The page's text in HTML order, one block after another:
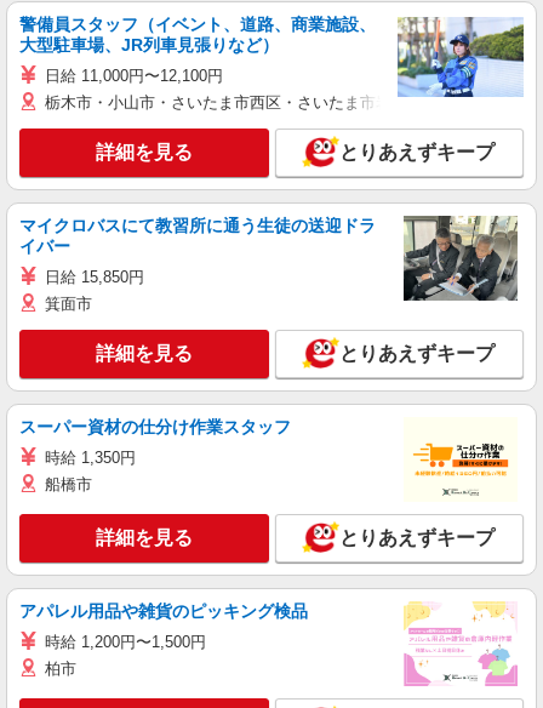
警備員スタッフ（イベント、道路、商業施設、
大型駐車場、JR列車見張りなど）
日給 11,000円〜12,100円
栃木市・小山市・さいたま市西区・さいたま市岩槻区・久喜市・蓮田
詳細を見る とりあえずキープ
マイクロバスにて教習所に通う生徒の送迎ドラ
イバー
日給 15,850円
箕面市
詳細を見る とりあえずキープ
スーパー資材の仕分け作業スタッフ
時給 1,350円
船橋市
詳細を見る とりあえずキープ
アパレル用品や雑貨のピッキング検品
時給 1,200円〜1,500円
柏市